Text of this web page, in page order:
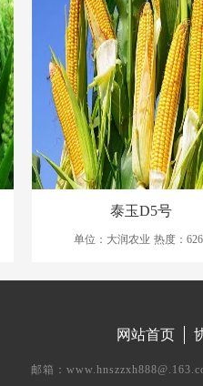
泰玉D5号
单位：大润农业 热度：
网站首页
邮箱：